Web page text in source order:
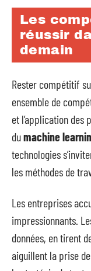
Les
réussir
demain
Rester compétitif
ensemble de
et l’application des
dumachine
technologies
les méthodes de
Les entreprises
impressionnants.
données, en tirent
aiguillent la prise